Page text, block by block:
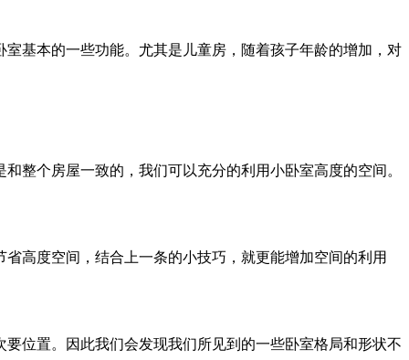
基本的一些功能。尤其是儿童房，随着孩子年龄的增加，对
整个房屋一致的，我们可以充分的利用小卧室高度的空间。
高度空间，结合上一条的小技巧，就更能增加空间的利用
位置。因此我们会发现我们所见到的一些卧室格局和形状不